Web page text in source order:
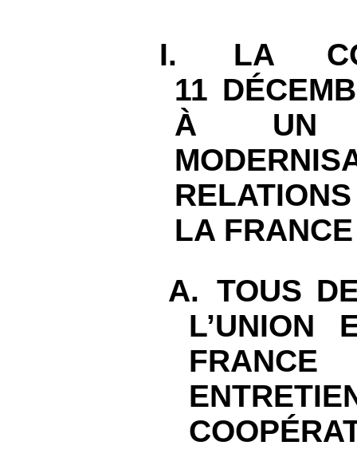
I.
LA
11
À UN
LA
A. TOUS
L’UNION